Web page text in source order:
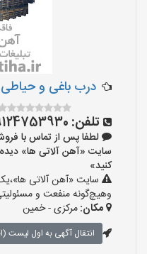
درب باغی و
تلفن:
لطفا پس از تماس با
کنید»
سایت «آهن آلاتی
وهیچ‌گونه منفعت و
مکان:مرکزی - خمین
انتقال آگهی به اول لیست